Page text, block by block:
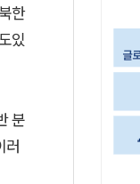
한
있
분
러